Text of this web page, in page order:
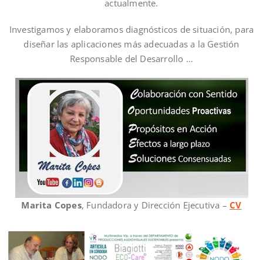
actualmente.
Investigamos y elaboramos diagnósticos de situación, para
diseñar las aplicaciones más adecuadas a la Gestión
Responsable del Desarrollo …
Marita Copes, Fundadora y Dirección Ejecutiva –CV